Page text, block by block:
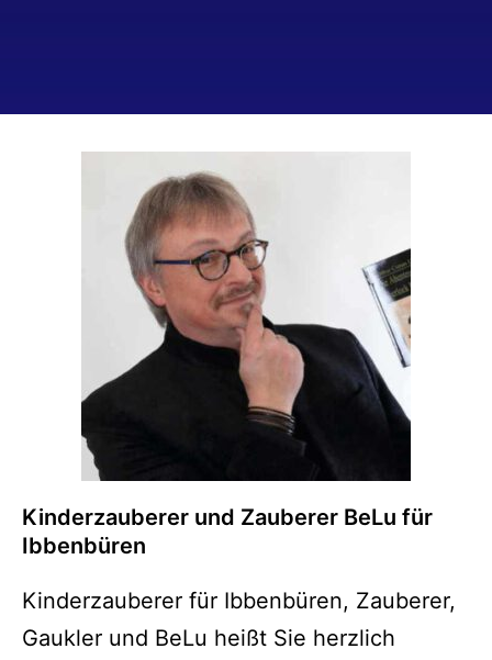
Kinderzauberer und Zauberer BeLu für
Ibbenbüren
Kinderzauberer für Ibbenbüren, Zauberer,
Gaukler und BeLu heißt Sie herzlich